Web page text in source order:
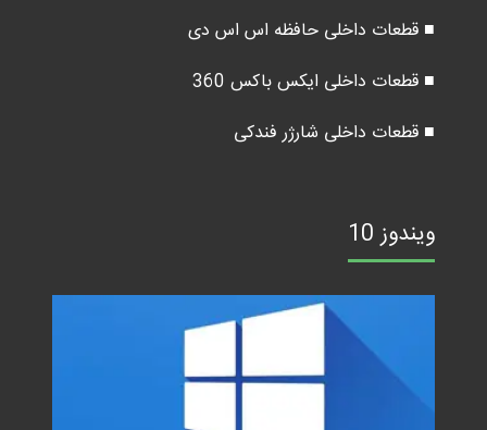
■ قطعات داخلی حافظه اس اس دی
■ قطعات داخلی ایکس باکس 360
■ قطعات داخلی شارژر فندکی
ویندوز 10